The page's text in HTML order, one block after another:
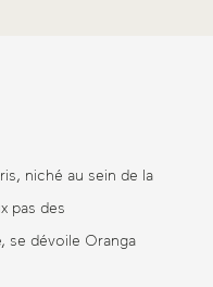
niché au sein de la
pas des
se dévoile Oranga